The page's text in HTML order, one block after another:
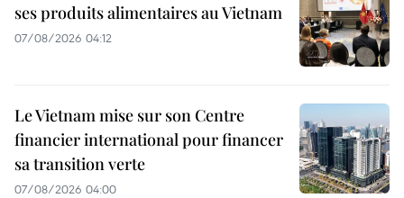
ses produits alimentaires au Vietnam
07/08/2026 04:12
Le Vietnam mise sur son Centre
financier international pour financer
sa transition verte
07/08/2026 04:00